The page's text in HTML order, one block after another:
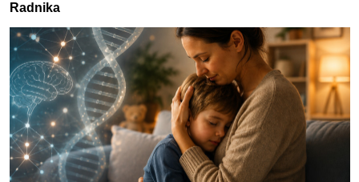
Radnika